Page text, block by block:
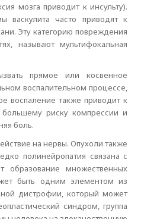
мозга приводит к инсульту).
васкулита часто приводят к
Эту категорию повреждения
называют мультифокальная
прямое или косвенное
воспалительном процессе,
воспаление также приводит к
большему риску компрессии и
боль.
на нервы. Опухоли также
полинейропатия связана с
образование множественных
быть одним элементом из
дистрофии, который может
синдром, группа